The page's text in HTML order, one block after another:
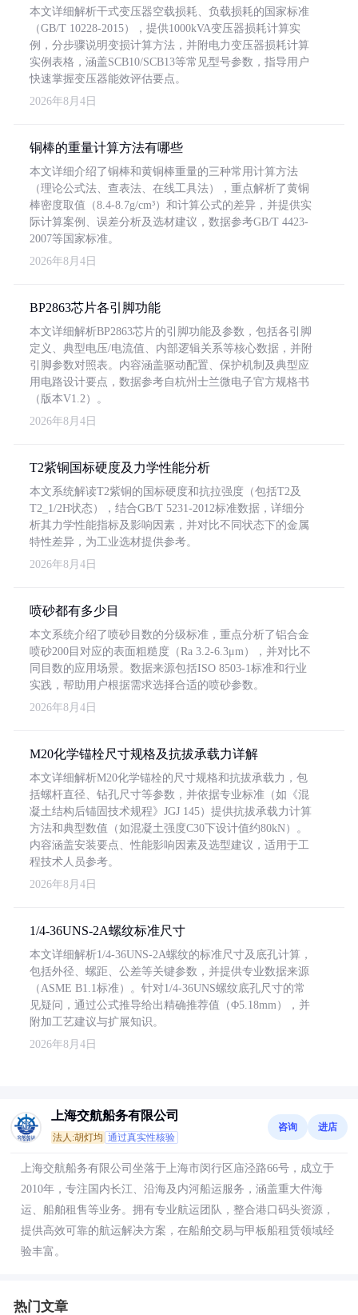
本文详细解析干式变压器空载损耗、负载损耗的国家标准
（GB/T 10228-2015），提供1000kVA变压器损耗计算实
例，分步骤说明变损计算方法，并附电力变压器损耗计算
实例表格，涵盖SCB10/SCB13等常见型号参数，指导用户
快速掌握变压器能效评估要点。
2026年8月4日
铜棒的重量计算方法有哪些
本文详细介绍了铜棒和黄铜棒重量的三种常用计算方法
（理论公式法、查表法、在线工具法），重点解析了黄铜
棒密度取值（8.4-8.7g/cm³）和计算公式的差异，并提供实
际计算案例、误差分析及选材建议，数据参考GB/T 4423-
2007等国家标准。
2026年8月4日
BP2863芯片各引脚功能
本文详细解析BP2863芯片的引脚功能及参数，包括各引脚
定义、典型电压/电流值、内部逻辑关系等核心数据，并附
引脚参数对照表。内容涵盖驱动配置、保护机制及典型应
用电路设计要点，数据参考自杭州士兰微电子官方规格书
（版本V1.2）。
2026年8月4日
T2紫铜国标硬度及力学性能分析
本文系统解读T2紫铜的国标硬度和抗拉强度（包括T2及
T2_1/2H状态），结合GB/T 5231-2012标准数据，详细分
析其力学性能指标及影响因素，并对比不同状态下的金属
特性差异，为工业选材提供参考。
2026年8月4日
喷砂都有多少目
本文系统介绍了喷砂目数的分级标准，重点分析了铝合金
喷砂200目对应的表面粗糙度（Ra 3.2-6.3μm），并对比不
同目数的应用场景。数据来源包括ISO 8503-1标准和行业
实践，帮助用户根据需求选择合适的喷砂参数。
2026年8月4日
M20化学锚栓尺寸规格及抗拔承载力详解
本文详细解析M20化学锚栓的尺寸规格和抗拔承载力，包
括螺杆直径、钻孔尺寸等参数，并依据专业标准（如《混
凝土结构后锚固技术规程》JGJ 145）提供抗拔承载力计算
方法和典型数值（如混凝土强度C30下设计值约80kN）。
内容涵盖安装要点、性能影响因素及选型建议，适用于工
程技术人员参考。
2026年8月4日
1/4-36UNS-2A螺纹标准尺寸
本文详细解析1/4-36UNS-2A螺纹的标准尺寸及底孔计算，
包括外径、螺距、公差等关键参数，并提供专业数据来源
（ASME B1.1标准）。针对1/4-36UNS螺纹底孔尺寸的常
见疑问，通过公式推导给出精确推荐值（Φ5.18mm），并
附加工艺建议与扩展知识。
2026年8月4日
上海交航船务有限公司
法人:胡灯均 通过真实性核验
咨询 进店
上海交航船务有限公司坐落于上海市闵行区庙泾路66号，成立于
2010年，专注国内长江、沿海及内河船运服务，涵盖重大件海
运、船舶租售等业务。拥有专业航运团队，整合港口码头资源，
提供高效可靠的航运解决方案，在船舶交易与甲板船租赁领域经
验丰富。
热门文章